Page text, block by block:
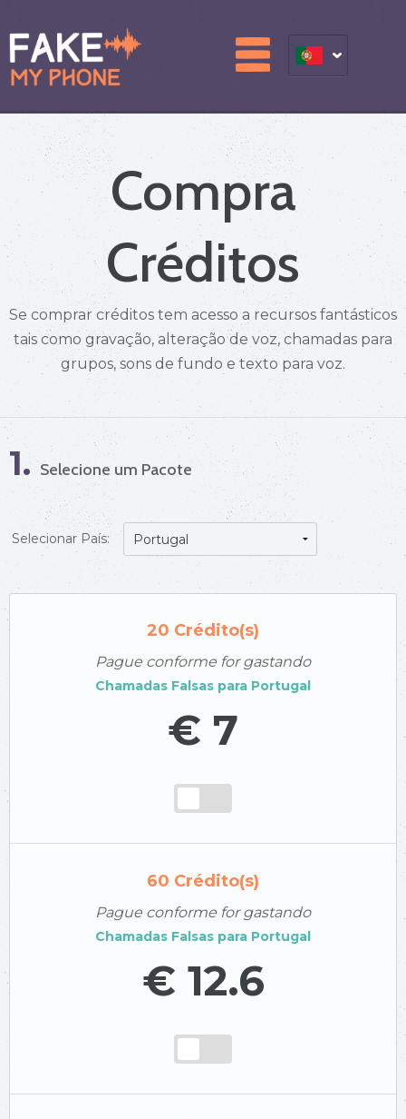
Compra
Créditos
Se comprar créditos tem acesso a recursos fantásticos
tais como gravação, alteração de voz, chamadas para
grupos, sons de fundo e texto para voz.
1. Selecione um Pacote
Selecionar País:
20 Crédito(s)
Pague conforme for gastando
Chamadas Falsas para Portugal
€ 7
60 Crédito(s)
Pague conforme for gastando
Chamadas Falsas para Portugal
€ 12.6